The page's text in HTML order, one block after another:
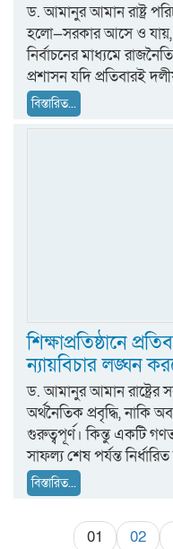
ড. আমানুর আমান রাষ্ট্র
হলো—সরকার আসে ও যায়,
নির্বাচনের মাধ্যমে
প্রশাসন যদি প্রতিবারই
বিস্তারিত...
শিক্ষাপ্রতিষ্ঠানে
ন্যায়বিচার লঙ্ঘন
ড. আমানুর আমান রাষ্ট্রের
অর্থনৈতিক প্রবৃদ্ধি,
গুরুত্বপূর্ণ। কিন্তু একটি
সাফল্য শেষ পর্যন্ত
বিস্তারিত...
01 02